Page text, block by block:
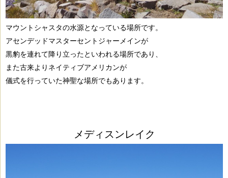
マウントシャスタの水源となっている場所です。
アセンデッドマスターセントジャーメインが
黒豹を連れて降り立ったといわれる場所であり、
また古来より ネイティブアメリカンが
儀式を行っていた神聖な場所でもあります。
メディスンレイク